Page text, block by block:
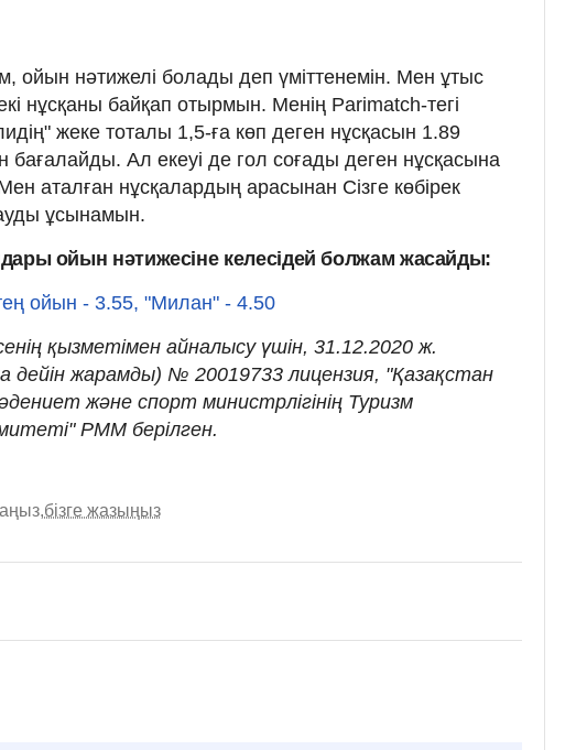
нәтижелі болады деп үміттенемін. Мен ұтыс
нұсқаны байқап отырмын. Менің Parimatch-тегі
жеке тоталы 1,5-ға көп деген нұсқасын 1.89
бағалайды. Ал екеуі де гол соғады деген нұсқасына
аталған нұсқалардың арасынан Сізге көбірек
ұсынамын.
ойын нәтижесіне келесідей болжам жасайды:
ойын - 3.55, "Милан" - 4.50
қызметімен айналысу үшін, 31.12.2020 ж.
дейін жарамды) № 20019733 лицензия, "Қазақстан
және спорт министрлігінің Туризм
РММ берілген.
бізге жазыңыз